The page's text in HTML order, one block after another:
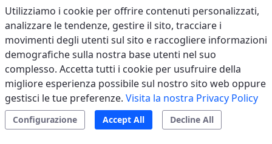
precisa che il trattamento dei dati di cui alla presente
Informativa non comporta alcun processo decisionale
automatizzato.
9. CONSERVAZIONE DEI DATI
Conserviamo i dati di configurazione, di utilizzo e tecnici
per il tempo strettamente necessario a realizzare le
finalità per le quali sono raccolti.
Se ci chiede di cancellare il Suo account, esso sarà
disattivato. Da quel momento, non sarà più in grado di
Utilizziamo i cookie per offrire contenuti personalizzati,
analizzare le tendenze, gestire il sito, tracciare i
movimenti degli utenti sul sito e raccogliere informazioni
demografiche sulla nostra base utenti nel suo
complesso. Accetta tutti i cookie per usufruire della
migliore esperienza possibile sul nostro sito web oppure
gestisci le tue preferenze. Visita la nostra Privacy Policy
Configurazione Accept All Decline All